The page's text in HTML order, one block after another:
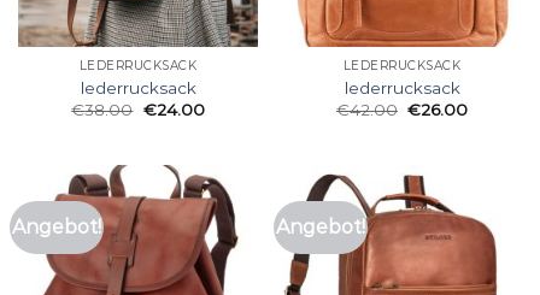
LEDERRUCKSACK
lederrucksack
€38.00 €24.00
LEDERRUCKSACK
lederrucksack
€42.00 €26.00
Angebot! Angebot!